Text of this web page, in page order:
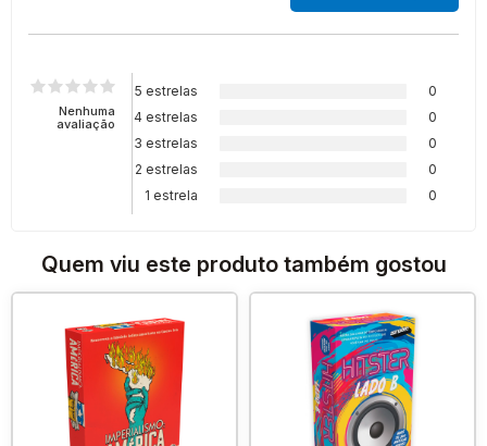
Nenhuma
avaliação
5 estrelas
0
4 estrelas
0
3 estrelas
0
2 estrelas
0
1 estrela
0
Quem viu este produto também gostou